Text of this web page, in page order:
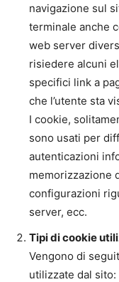
navigazione sul
terminale anche
web server
risiedere alcuni
specifici link a
che l’utente sta
I cookie,
sono usati per
autenticazioni
memorizzazione
configurazioni
server, ecc.
Tipi di cookie
Vengono di
utilizzate dal sito: